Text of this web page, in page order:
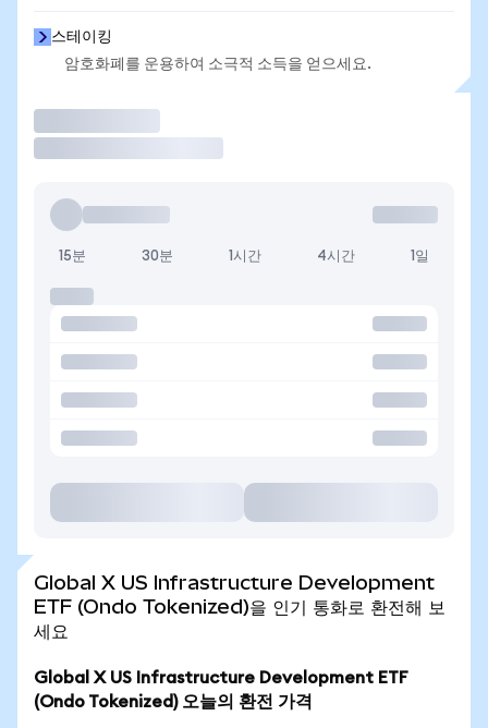
스테이킹
암호화폐를 운용하여 소극적 소득을 얻으세요.
15분 30분 1시간 4시간 1일
Global X US Infrastructure Development
ETF (Ondo Tokenized)을 인기 통화로 환전해 보
세요
Global X US Infrastructure Development ETF
(Ondo Tokenized) 오늘의 환전 가격